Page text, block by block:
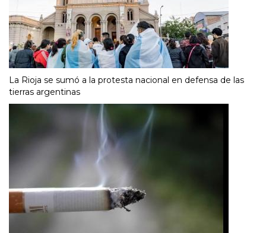
La Rioja se sumó a la protesta nacional en defensa de las
tierras argentinas